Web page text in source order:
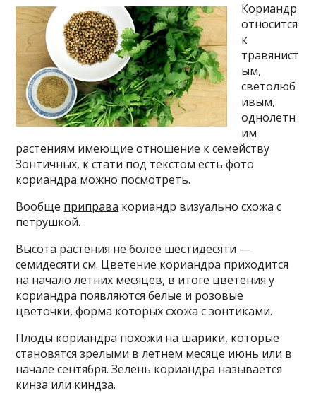
Кориандр
относится
к
травянист
ым,
светолюб
ивым,
однолетн
им
растениям имеющие отношение к семейству
Зонтичных, к стати под текстом есть фото
кориандра можно посмотреть.
Вообще приправа кориандр визуально схожа с
петрушкой.
Высота растения не более шестидесяти —
семидесяти см. Цветение кориандра приходится
на начало летних месяцев, в итоге цветения у
кориандра появляются белые и розовые
цветочки, форма которых схожа с зонтиками.
Плоды кориандра похожи на шарики, которые
становятся зрелыми в летнем месяце июнь или в
начале сентября. Зелень кориандра называется
кинза или киндза.